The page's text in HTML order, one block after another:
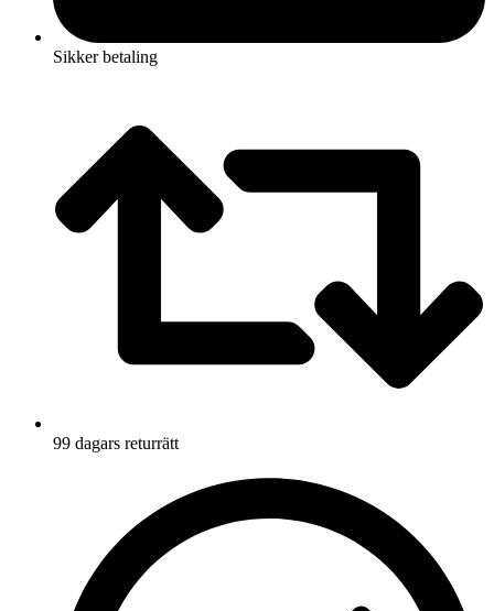
Sikker betaling
99 dagars returrätt